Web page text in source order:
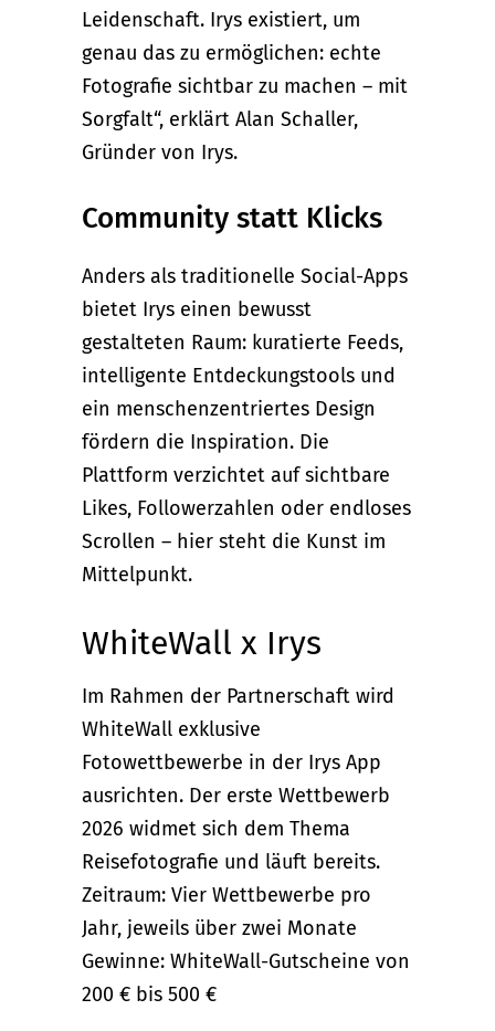
Leidenschaft. Irys existiert, um
genau das zu ermöglichen: echte
Fotografie sichtbar zu machen – mit
Sorgfalt“, erklärt Alan Schaller,
Gründer von Irys.
Community statt Klicks
Anders als traditionelle Social-Apps
bietet Irys einen bewusst
gestalteten Raum: kuratierte Feeds,
intelligente Entdeckungstools und
ein menschenzentriertes Design
fördern die Inspiration. Die
Plattform verzichtet auf sichtbare
Likes, Followerzahlen oder endloses
Scrollen – hier steht die Kunst im
Mittelpunkt.
WhiteWall x Irys
Im Rahmen der Partnerschaft wird
WhiteWall exklusive
Fotowettbewerbe in der Irys App
ausrichten. Der erste Wettbewerb
2026 widmet sich dem Thema
Reisefotografie und läuft bereits.
Zeitraum: Vier Wettbewerbe pro
Jahr, jeweils über zwei Monate
Gewinne: WhiteWall-Gutscheine von
200 € bis 500 €